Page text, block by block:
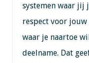
systemen waar jij
respect voor jouw
waar je naartoe
deelname. Dat